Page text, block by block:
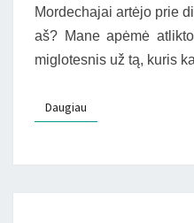
Mordechajai artėjo prie
aš? Mane apėmė
miglotesnis už tą, kuris
Daugiau